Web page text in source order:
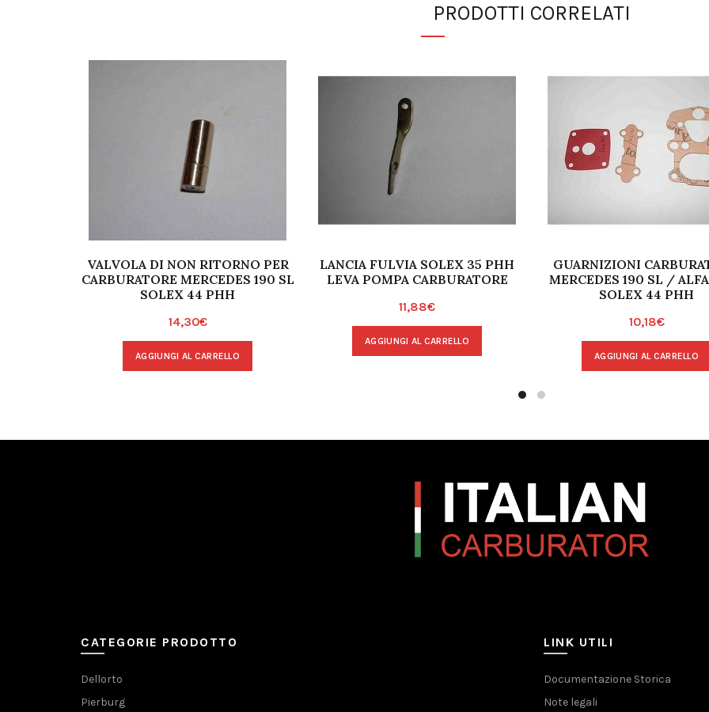
PRODOTTI CORRELATI
VALVOLA DI NON RITORNO PER
CARBURATORE MERCEDES 190 SL
SOLEX 44 PHH
14,30€
AGGIUNGI AL CARRELLO
LANCIA FULVIA SOLEX 35 PHH
LEVA POMPA CARBURATORE
11,88€
AGGIUNGI AL CARRELLO
GUARNIZIONI
MERCEDES 190 SL /
SOLEX 44 PHH
10,18€
AGGIUNGI AL CARRELLO
CATEGORIE PRODOTTO
Dellorto
Pierburg
LINK UTILI
Documentazione Storica
Note legali